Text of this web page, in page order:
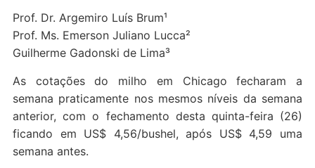
Prof. Dr. Argemiro Luís Brum¹
Prof. Ms. Emerson Juliano Lucca²
Guilherme Gadonski de Lima³
As cotações do milho em Chicago fecharam a
semana praticamente nos mesmos níveis da semana
anterior, com o fechamento desta quinta-feira (26)
ficando em US$ 4,56/bushel, após US$ 4,59 uma
semana antes.